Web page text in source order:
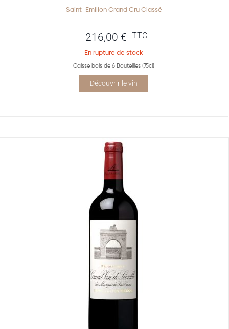
Saint-Emilion Grand Cru Classé
216,00 € TTC
En rupture de stock
Caisse bois de 6 Bouteilles (75cl)
Découvrir le vin